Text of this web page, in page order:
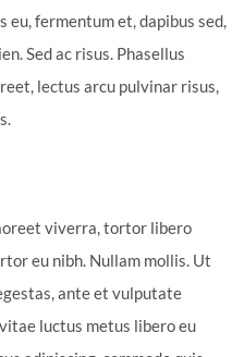
eu, fermentum et, dapibus sed,
Sed ac risus. Phasellus
lectus arcu pulvinar risus,
viverra, tortor libero
eu nibh. Nullam mollis. Ut
ante et vulputate
luctus metus libero eu